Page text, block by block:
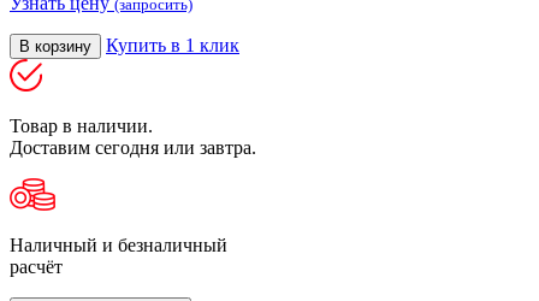
(запросить)
В корзину Купить в 1 клик
Товар в наличии.
Доставим сегодня или завтра.
Наличный и безналичный
расчёт